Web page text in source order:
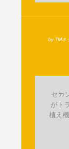
by TMネ
セカ
がト
植え